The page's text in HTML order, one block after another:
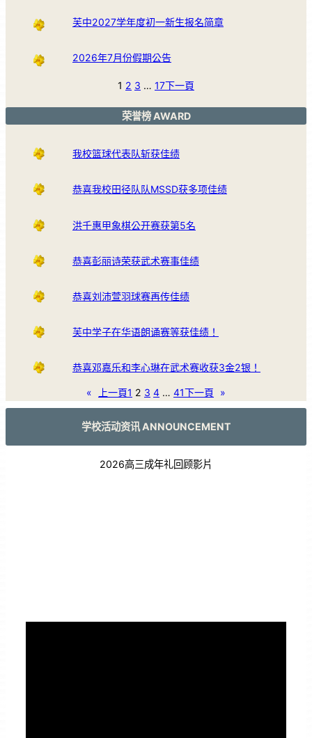
芙中2027学年度初一新生报名简章
2026年7月份假期公告
1 2 3 … 17下一頁
荣誉榜 AWARD
我校篮球代表队斩获佳绩
恭喜我校田径队队MSSD获多项佳绩
洪千惠甲象棋公开赛获第5名
恭喜彭丽诗荣获武术赛事佳绩
恭喜刘沛萱羽球赛再传佳绩
芙中学子在华语朗诵赛等获佳绩！
恭喜邓嘉乐和李心琳在武术赛收获3金2银！
« 上一頁1 2 3 4 … 41下一頁 »
学校活动资讯 ANNOUNCEMENT
2026高三成年礼回顾影片